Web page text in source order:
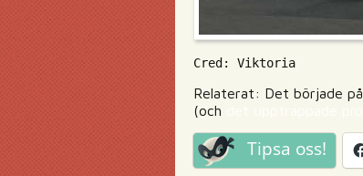
Cred: Viktoria
Relaterat: Det började på
(och
Tipsa oss!